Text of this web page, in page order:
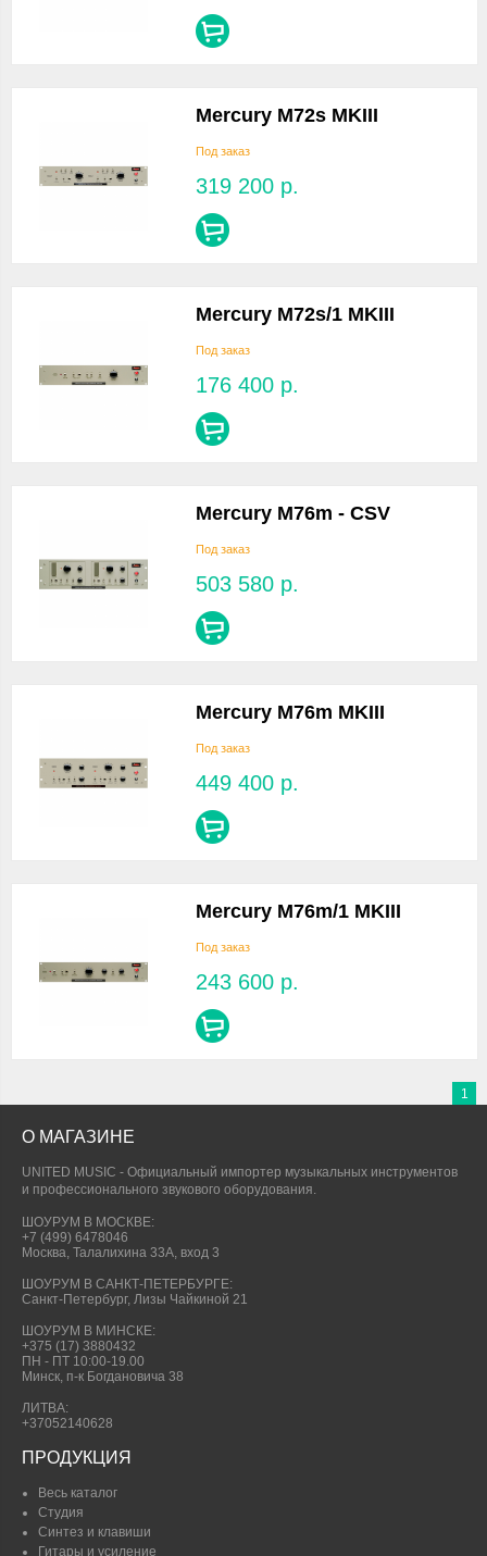
Mercury M72s MKIII
Под заказ
319 200 р.
Mercury M72s/1 MKIII
Под заказ
176 400 р.
Mercury M76m - CSV
Под заказ
503 580 р.
Mercury M76m MKIII
Под заказ
449 400 р.
Mercury M76m/1 MKIII
Под заказ
243 600 р.
1
О МАГАЗИНЕ
UNITED MUSIC - Официальный импортер музыкальных инструментов
и профессионального звукового оборудования.
ШОУРУМ В МОСКВЕ:
+7 (499) 6478046
Москва, Талалихина 33А, вход 3
ШОУРУМ В САНКТ-ПЕТЕРБУРГЕ:
Санкт-Петербург, Лизы Чайкиной 21
ШОУРУМ В МИНСКЕ:
+375 (17) 3880432
ПН - ПТ 10:00-19.00
Минск, п-к Богдановича 38
ЛИТВА:
+37052140628
ПРОДУКЦИЯ
Весь каталог
Студия
Синтез и клавиши
Гитары и усиление